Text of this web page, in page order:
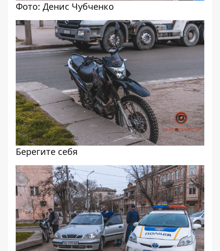
Фото: Денис Чубченко
Берегите себя